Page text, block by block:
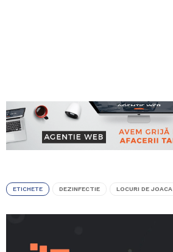
ETICHETE DEZINFECTIE LOCURI DE JOACA